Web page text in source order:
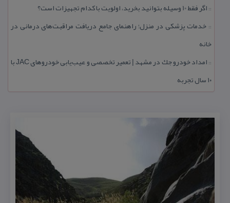
:: اگر فقط 10 وسیله بتوانید بخرید، اولویت با كدام تجهیزات است؟
:: خدمات پزشكی در منزل؛ راهنمای جامع دریافت مراقبت‌های درمانی در
خانه
::
امداد خودرو جك در مشهد | تعمیر تخصصی و عیب‌یابی خودروهای JAC با
۱۰ سال تجربه